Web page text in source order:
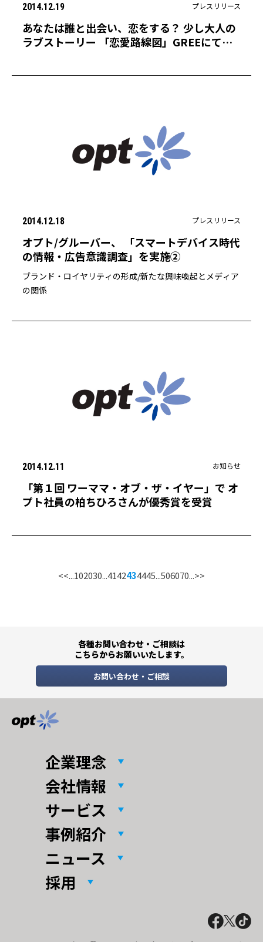
2014.12.19 プレスリリース
あなたは誰と出会い、恋をする？ 少し大人の
ラブストーリー 「恋愛路線図」GREEにて配
2014.12.18 プレスリリース
オプト/グルーバー、 「スマートデバイス時代
の情報・広告意識調査」を実施②
ブランド・ロイヤリティの形成/新たな興味喚起とメディア
の関係
2014.12.11 お知らせ
「第１回 ワーママ・オブ・ザ・イヤー」で オ
プト社員の柏ちひろさんが優秀賞を受賞
<<...102030...4142434445...506070...>>
各種お問い合わせ・ご相談は
こちらからお願いいたします。
お問い合わせ・ご相談
企業理念
会社情報
サービス
事例紹介
ニュース
採用